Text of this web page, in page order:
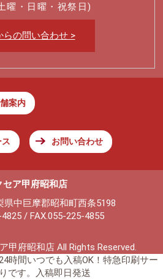
曜・日曜・祝祭日)
らの問い合わせ >
案内
お問い合わせ
セア甲府昭和店
県中巨摩郡昭和町西条5198
/ FAX.055-225-4855
甲府昭和店 All Rights Reserved.
時間いつでも入稿OK！特急印刷サー
です。入稿即日発送